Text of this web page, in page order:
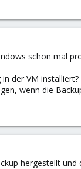
schon mal
der VM installiert?
wenn die
hergestellt